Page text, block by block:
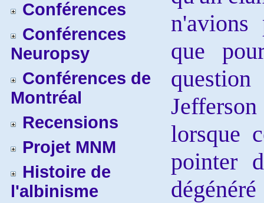
Conférences
Conférences
Neuropsy
Conférences de
Montréal
Recensions
Projet MNM
Histoire de
l'albinisme
que
lorsque
pointer